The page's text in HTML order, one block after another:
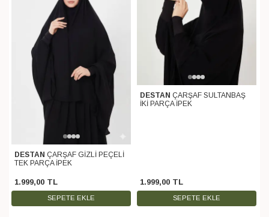
DESTAN ÇARŞAF GİZLİ PEÇELİ
TEK PARÇA İPEK
1.999,00 TL
SEPETE EKLE
DESTAN ÇARŞAF SULTANBAŞ
İKİ PARÇA İPEK
1.999,00 TL
SEPETE EKLE